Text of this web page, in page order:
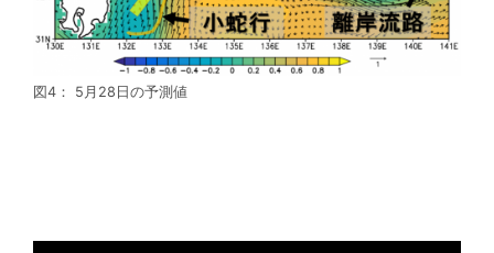
図4： 5月28日の予測値